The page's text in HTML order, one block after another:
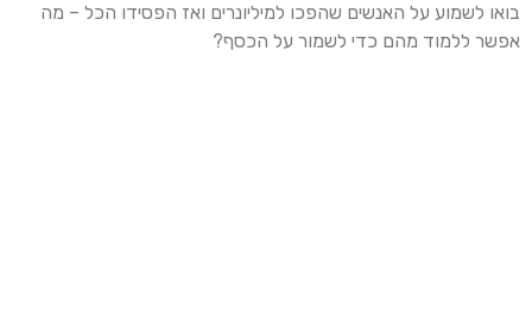
בואו לשמוע על האנשים שהפכו למיליונרים ואז הפסידו הכל – מה
אפשר ללמוד מהם כדי לשמור על הכסף?